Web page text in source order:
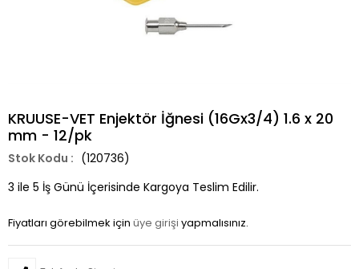
KRUUSE-VET Enjektör İğnesi (16Gx3/4) 1.6 x 20
mm - 12/pk
(120736)
3 ile 5 İş Günü İçerisinde Kargoya Teslim Edilir.
Fiyatları görebilmek için üye girişi yapmalısınız.